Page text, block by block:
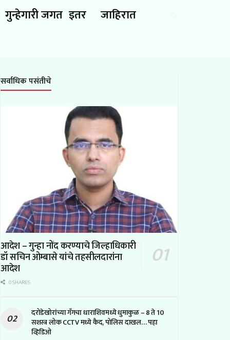
गुन्हेगारी जगत इतर जाहिरात
सर्वाधिक पसंतीचे
आदेश – गुन्हा नोंद करण्याचे जिल्हाधिकारी
डॉ सचिन ओम्बासे यांचे तहसीलदारांना
आदेश
0 SHARES
दरोडेखोरांच्या गँगचा धाराशिवमध्ये धुमाकुळ – 8 ते 10
सशस्त्र लोक CCTV मध्ये कैद, पोलिस दाखल… पहा
व्हिडिओ